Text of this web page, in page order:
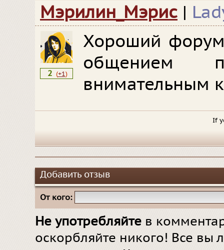
Мэрилин_Мэрис |
2 (+1)
Хороший
общением
внимательным
If
Добавить отзыв
От кого:
Не употребляйте в
оскорбляйте никого! Все вы